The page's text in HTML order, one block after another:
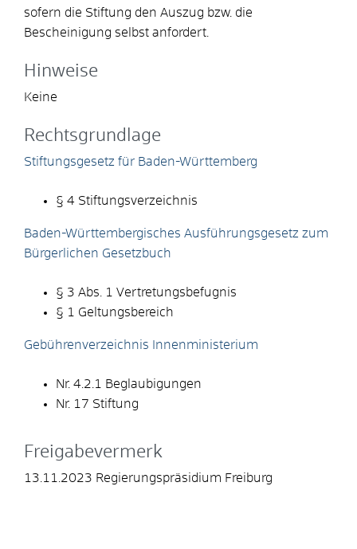
sofern die Stiftung den Auszug bzw. die
Bescheinigung selbst anfordert.
Hinweise
Keine
Rechtsgrundlage
Stiftungsgesetz für Baden-Württemberg
§ 4 Stiftungsverzeichnis
Baden-Württembergisches Ausführungsgesetz zum
Bürgerlichen Gesetzbuch
§ 3 Abs. 1 Vertretungsbefugnis
§ 1 Geltungsbereich
Gebührenverzeichnis Innenministerium
Nr. 4.2.1 Beglaubigungen
Nr. 17 Stiftung
Freigabevermerk
13.11.2023 Regierungspräsidium Freiburg